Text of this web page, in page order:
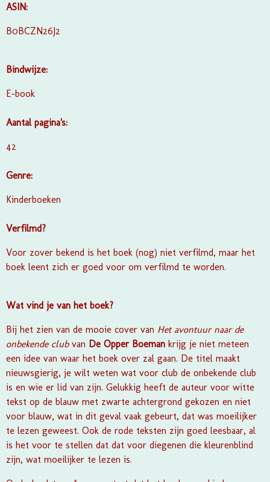
ASIN:
B0BCZN26J2
Bindwijze:
E-book
Aantal pagina's:
42
Genre:
Kinderboeken
Verfilmd?
Voor zover bekend is het boek (nog) niet verfilmd, maar het
boek leent zich er goed voor om verfilmd te worden.
Wat vind je van het boek?
Bij het zien van de mooie cover van Het avontuur naar de
onbekende club van De Opper Boeman krijg je niet meteen
een idee van waar het boek over zal gaan. De titel maakt
nieuwsgierig, je wilt weten wat voor club de onbekende club
is en wie er lid van zijn. Gelukkig heeft de auteur voor witte
tekst op de blauw met zwarte achtergrond gekozen en niet
voor blauw, wat in dit geval vaak gebeurt, dat was moeilijker
te lezen geweest. Ook de rode teksten zijn goed leesbaar, al
is het voor te stellen dat dat voor diegenen die kleurenblind
zijn, wat moeilijker te lezen is.